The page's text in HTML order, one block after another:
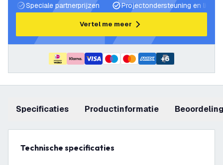
Speciale partnerprijzen
Projectondersteuning en
Vertel me meer
+6
Specificaties productinformatie
Technische specificaties